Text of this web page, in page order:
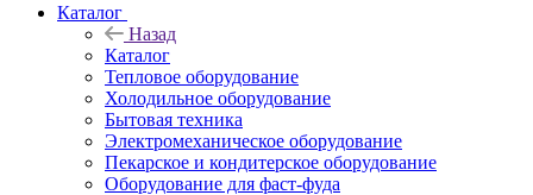
Каталог
Назад
Каталог
Тепловое оборудование
Холодильное оборудование
Бытовая техника
Электромеханическое оборудование
Пекарское и кондитерское оборудование
Оборудование для фаст-фуда